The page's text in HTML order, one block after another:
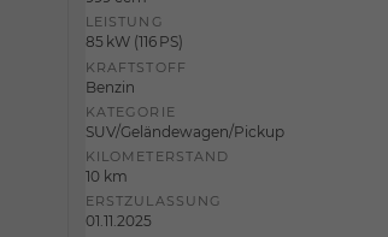
LEISTUNG
85 kW (116 PS)
KRAFTSTOFF
Benzin
KATEGORIE
SUV/Geländewagen/Pickup
KILOMETERSTAND
10 km
ERSTZULASSUNG
01.11.2025